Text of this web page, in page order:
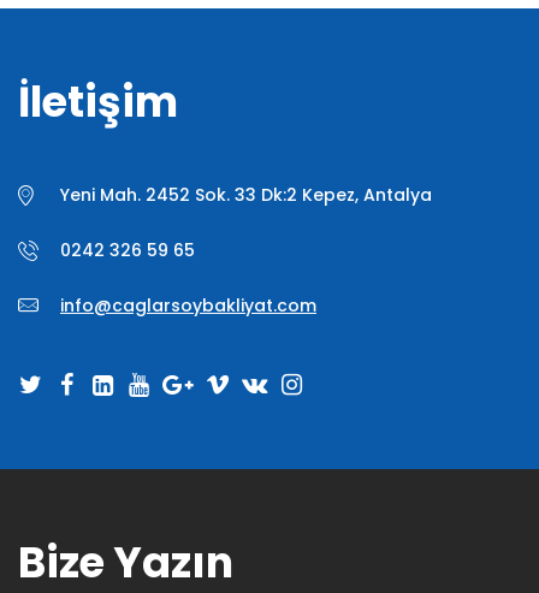
İletişim
Yeni Mah. 2452 Sok. 33 Dk:2 Kepez, Antalya
0242 326 59 65
info@caglarsoybakliyat.com
Bize Yazın